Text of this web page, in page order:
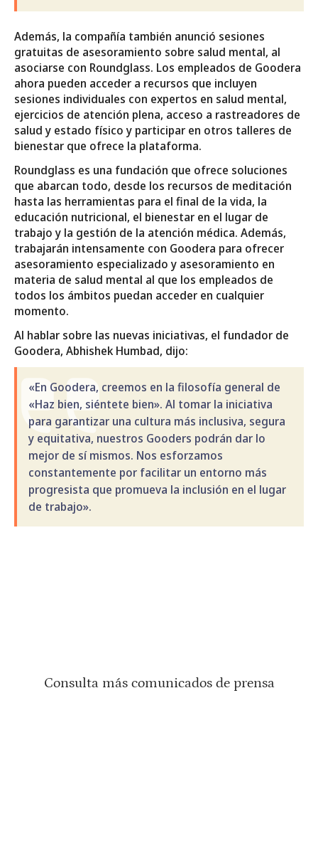
Además, la compañía también anunció sesiones
gratuitas de asesoramiento sobre salud mental, al
asociarse con Roundglass. Los empleados de Goodera
ahora pueden acceder a recursos que incluyen
sesiones individuales con expertos en salud mental,
ejercicios de atención plena, acceso a rastreadores de
salud y estado físico y participar en otros talleres de
bienestar que ofrece la plataforma.
Roundglass es una fundación que ofrece soluciones
que abarcan todo, desde los recursos de meditación
hasta las herramientas para el final de la vida, la
educación nutricional, el bienestar en el lugar de
trabajo y la gestión de la atención médica. Además,
trabajarán intensamente con Goodera para ofrecer
asesoramiento especializado y asesoramiento en
materia de salud mental al que los empleados de
todos los ámbitos puedan acceder en cualquier
momento.
Al hablar sobre las nuevas iniciativas, el fundador de
Goodera, Abhishek Humbad, dijo:
«En Goodera, creemos en la filosofía general de
«Haz bien, siéntete bien». Al tomar la iniciativa
para garantizar una cultura más inclusiva, segura
y equitativa, nuestros Gooders podrán dar lo
mejor de sí mismos. Nos esforzamos
constantemente por facilitar un entorno más
progresista que promueva la inclusión en el lugar
de trabajo».
Consulta más comunicados de prensa